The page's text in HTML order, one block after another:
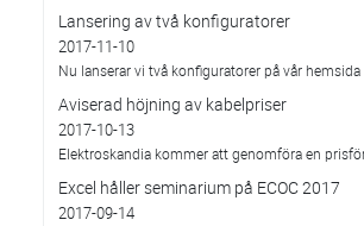
Lansering av två konfiguratorer
2017-11-10
Nu lanserar vi två konfiguratorer på vår hemsida
Aviserad höjning av kabelpriser
2017-10-13
Elektroskandia kommer att genomföra en
Excel håller seminarium på ECOC 2017
2017-09-14